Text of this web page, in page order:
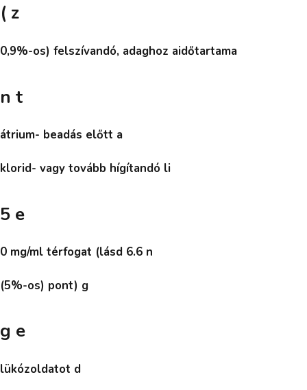
( z
0,9%-os) felszívandó, adaghoz aidőtartama
n t
átrium- beadás előtt a
klorid- vagy tovább hígítandó li
5 e
0 mg/ml térfogat (lásd 6.6 n
(5%-os) pont) g
g e
lükózoldatot d